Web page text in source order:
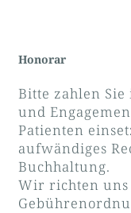
Honorar
Bitte zahlen
und
Patienten
aufwändiges
Buchhaltung.
Wir richten